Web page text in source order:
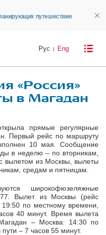
путешествие
Рус Eng
«Россия»
в Магадан
прямые регулярные
Первый рейс по маршруту
10 мая. Сообщение
в неделю – по вторникам,
вылетом из Москвы, вылеты
средам и пятницам.
широкофюзеляжные
Вылет из Москвы (рейс
по местному времени,
40 минут. Время вылета
– Москва: 14:30 по
– 7 часов 55 минут.